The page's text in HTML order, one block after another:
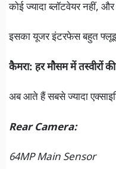
कोई ज्यादा ब्लॉटवेयर नहीं,
इसका यूजर इंटरफेस बहुत
कैमरा: हर मौसम में तस्वीरों
अब आते हैं सबसे ज्यादा
Rear Camera:
64MP Main Sensor